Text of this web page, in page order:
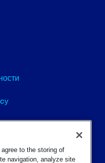
to the storing of
navigation, analyze site